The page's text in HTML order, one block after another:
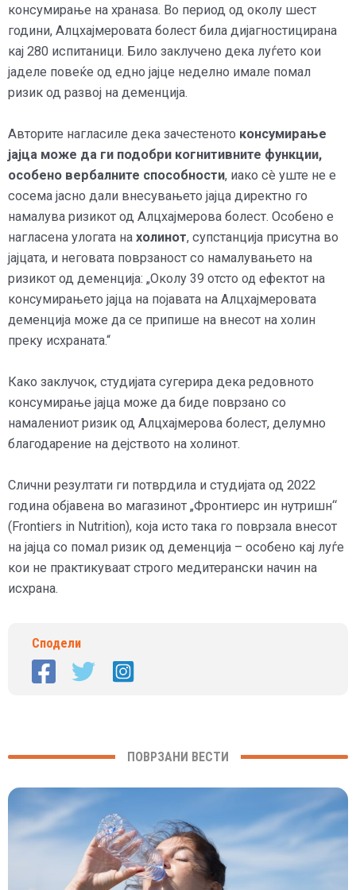
консумирање на хранаѕа. Во период од околу шест
години, Алцхајмеровата болест била дијагностицирана
кај 280 испитаници. Било заклучено дека луѓето кои
јаделе повеќе од едно јајце неделно имале помал
ризик од развој на деменција.
Авторите нагласиле дека зачестеното консумирање
јајца може да ги подобри когнитивните функции,
особено вербалните способности, иако сè уште не е
сосема јасно дали внесувањето јајца директно го
намалува ризикот од Алцхајмерова болест. Особено е
нагласена улогата на холинот, супстанција присутна во
јајцата, и неговата поврзаност со намалувањето на
ризикот од деменција: „Околу 39 отсто од ефектот на
консумирањето јајца на појавата на Алцхајмеровата
деменција може да се припише на внесот на холин
преку исхраната.“
Како заклучок, студијата сугерира дека редовното
консумирање јајца може да биде поврзано со
намалениот ризик од Алцхајмерова болест, делумно
благодарение на дејството на холинот.
Слични резултати ги потврдила и студијата од 2022
година објавена во магазинот „Фронтиерс ин нутришн“
(Frontiers in Nutrition), која исто така го поврзала внесот
на јајца со помал ризик од деменција – особено кај луѓе
кои не практикуваат строго медитерански начин на
исхрана.
Сподели
ПОВРЗАНИ ВЕСТИ